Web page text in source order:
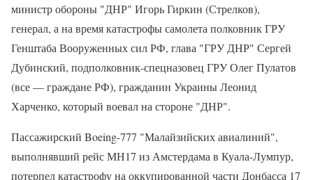
министр обороны "ДНР" Игорь Гиркин (Стрелков),
генерал, а на время катастрофы самолета полковник ГРУ
Генштаба Вооруженных сил РФ, глава "ГРУ ДНР" Сергей
Дубинский, подполковник-спецназовец ГРУ Олег Пулатов
(все — граждане РФ), гражданин Украины Леонид
Харченко, который воевал на стороне "ДНР".
Пассажирский Boeing-777 "Малайзийских авиалиний",
выполнявший рейс МН17 из Амстердама в Куала-Лумпур,
потерпел катастрофу на оккупированной части Донбасса 17